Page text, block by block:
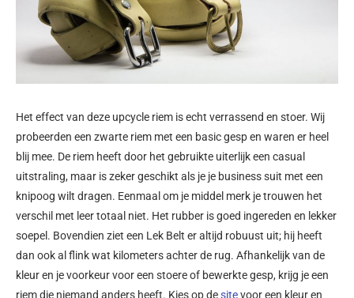
Het effect van deze upcycle riem is echt verrassend en stoer. Wij
probeerden een zwarte riem met een basic gesp en waren er heel
blij mee. De riem heeft door het gebruikte uiterlijk een casual
uitstraling, maar is zeker geschikt als je je business suit met een
knipoog wilt dragen. Eenmaal om je middel merk je trouwen het
verschil met leer totaal niet. Het rubber is goed ingereden en lekker
soepel. Bovendien ziet een Lek Belt er altijd robuust uit; hij heeft
dan ook al flink wat kilometers achter de rug. Afhankelijk van de
kleur en je voorkeur voor een stoere of bewerkte gesp, krijg je een
riem die niemand anders heeft. Kies op desitevoor een kleur en